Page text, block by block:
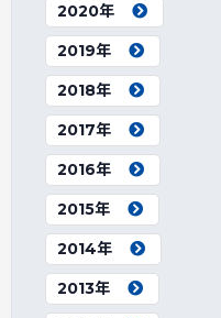
2020年
2019年
2018年
2017年
2016年
2015年
2014年
2013年